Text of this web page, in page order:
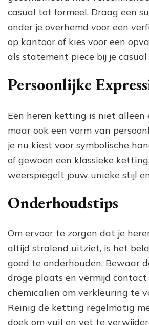
casual tot formeel. Draag een
onder je overhemd voor een
op kantoor of kies voor een
als statement piece bij je
Persoonlijke
Een heren ketting is niet alleen
maar ook een vorm van
je nu kiest voor symbolische
of gewoon een klassieke
weerspiegelt jouw unieke stijl
Onderhoudstips
Om ervoor te zorgen dat je
altijd stralend uitziet, is het
goed te onderhouden. Bewaar
droge plaats en vermijd
chemicaliën om verkleuring te
Reinig de ketting regelmatig
doek om vuil en vet te